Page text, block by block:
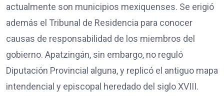
actualmente son municipios mexiquenses. Se erigió
además el Tribunal de Residencia para conocer
causas de responsabilidad de los miembros del
gobierno. Apatzingán, sin embargo, no reguló
Diputación Provincial alguna, y replicó el antiguo mapa
intendencial y episcopal heredado del siglo XVIII.